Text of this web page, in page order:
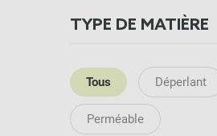
TYPE DE MATIÈRE
Tous Déperlant
Perméable